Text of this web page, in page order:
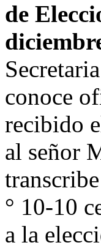
de
conoce
recibido
al señor
° 10-10
a la